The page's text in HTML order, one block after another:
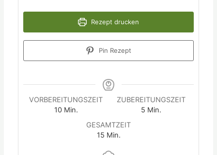
Rezept drucken
Pin Rezept
VORBEREITUNGSZEIT
10 Min.
ZUBEREITUNGSZEIT
5 Min.
GESAMTZEIT
15 Min.